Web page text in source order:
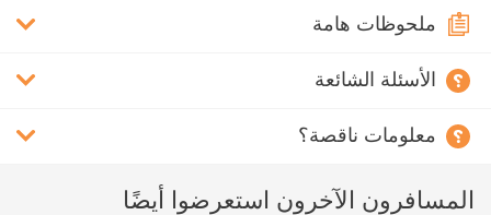
ملحوظات هامة
الأسئلة الشائعة
معلومات ناقصة؟
المسافرون الآخرون استعرضوا أيضًا